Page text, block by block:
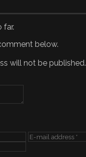
far.
below.
will not be published.